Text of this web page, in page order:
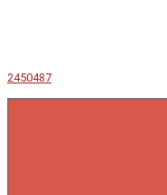
2450487